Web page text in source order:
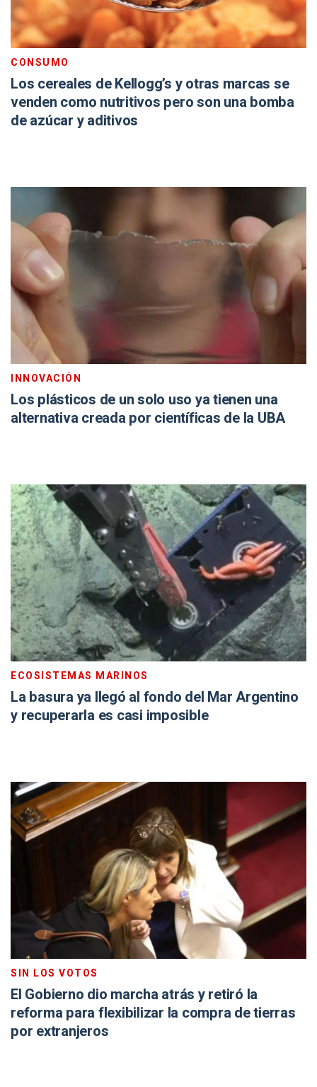
CONSUMO
Los cereales de Kellogg’s y otras marcas se
venden como nutritivos pero son una bomba
de azúcar y aditivos
INNOVACIÓN
Los plásticos de un solo uso ya tienen una
alternativa creada por científicas de la UBA
ECOSISTEMAS MARINOS
La basura ya llegó al fondo del Mar Argentino
y recuperarla es casi imposible
SIN LOS VOTOS
El Gobierno dio marcha atrás y retiró la
reforma para flexibilizar la compra de tierras
por extranjeros